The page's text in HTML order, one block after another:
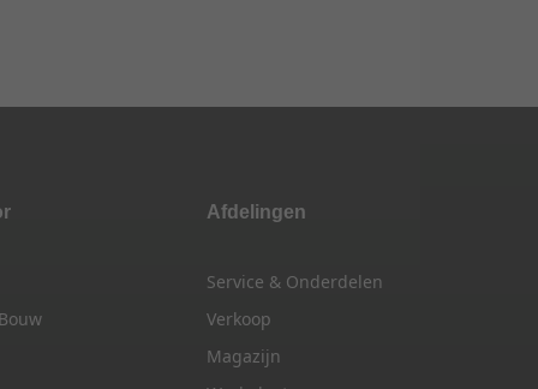
Afdelingen
Service & Onderdelen
Verkoop
Magazijn